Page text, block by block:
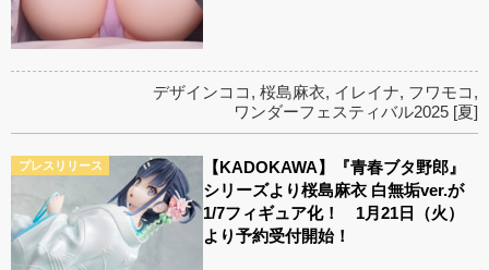
デザインココ , 桜島麻衣, イレイナ, フワモコ ,
ワンダーフェスティバル2025 [夏]
プレスリリース
【KADOKAWA】『青春ブタ野郎』
シリーズより桜島麻衣 白無垢ver.が
1/7フィギュア化！ 1月21日（火）
より予約受付開始！